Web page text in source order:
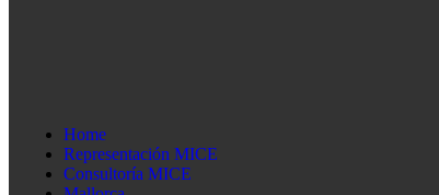
Home
Representación MICE
Consultoría MICE